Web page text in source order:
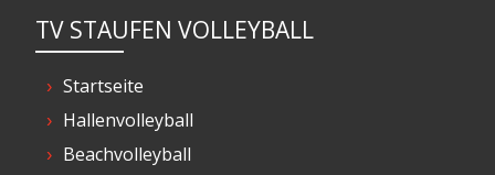
TV STAUFEN VOLLEYBALL
Startseite
Hallenvolleyball
Beachvolleyball